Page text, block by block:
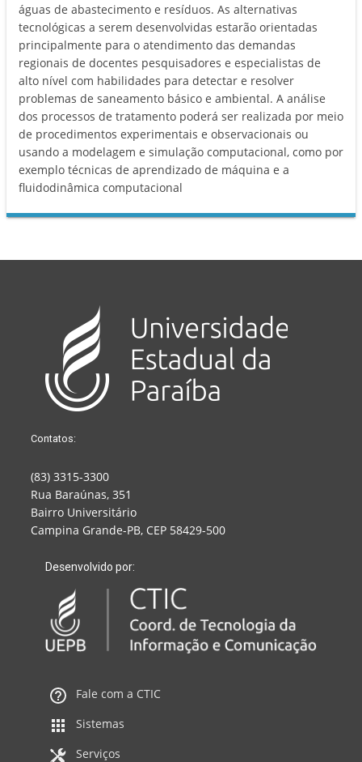
águas de abastecimento e resíduos. As alternativas
tecnológicas a serem desenvolvidas estarão orientadas
principalmente para o atendimento das demandas
regionais de docentes pesquisadores e especialistas de
alto nível com habilidades para detectar e resolver
problemas de saneamento básico e ambiental. A análise
dos processos de tratamento poderá ser realizada por meio
de procedimentos experimentais e observacionais ou
usando a modelagem e simulação computacional, como por
exemplo técnicas de aprendizado de máquina e a
fluidodinâmica computacional
Contatos:
(83) 3315-3300
Rua Baraúnas, 351
Bairro Universitário
Campina Grande-PB, CEP 58429-500
Desenvolvido por:
Fale com a CTIC
Sistemas
Serviços